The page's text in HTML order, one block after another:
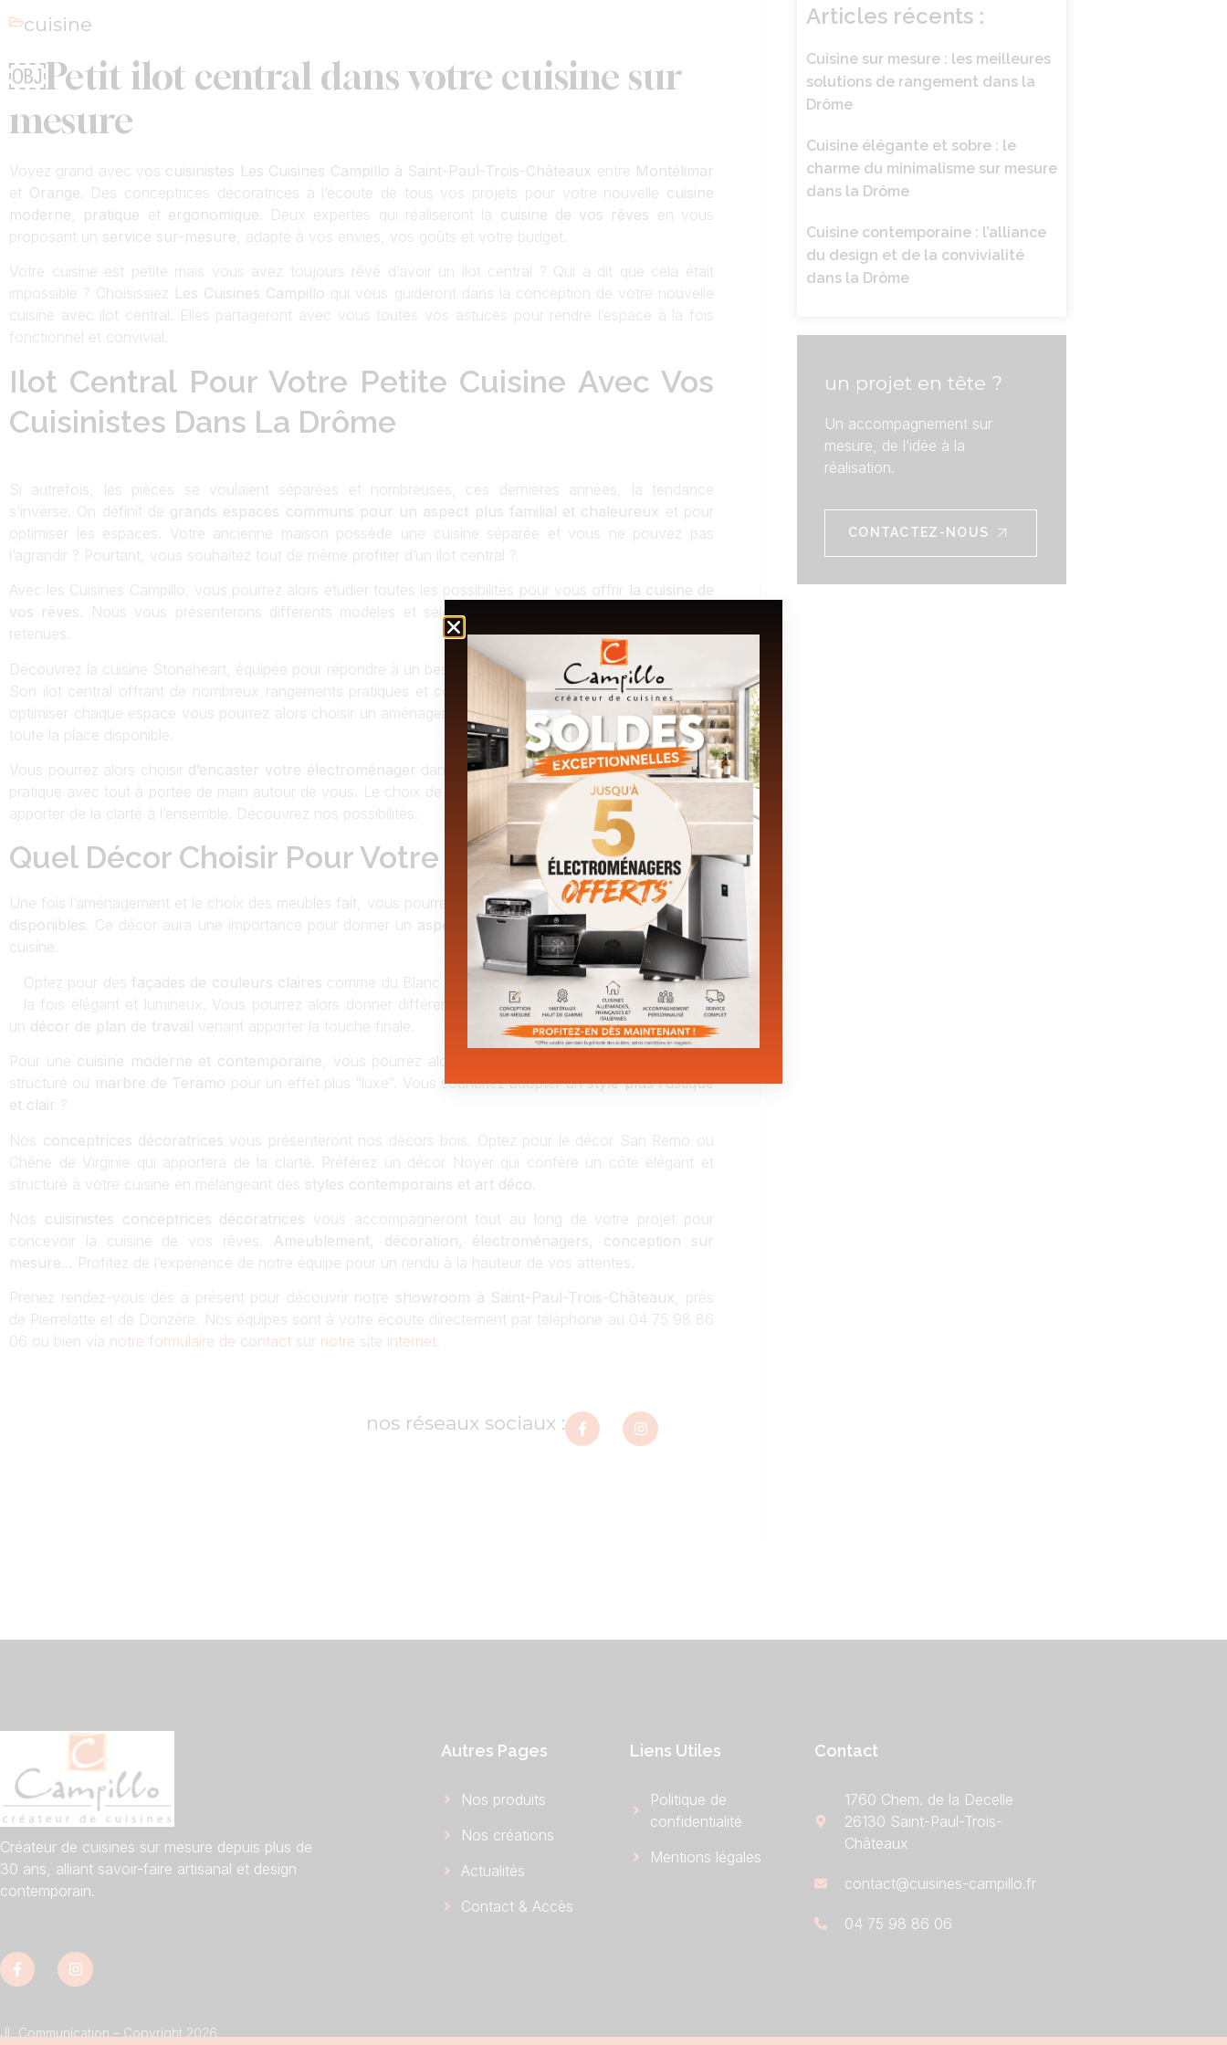
cuisine
￼Petit ilot central dans votre cuisine sur
mesure
Voyez grand avec vos cuisinistes Les Cuisines Campillo à Saint-Paul-Trois-Châteaux entre Montélimar
et Orange . Des conceptrices décoratrices à l’écoute de tous vos projets pour votre nouvelle cuisine
moderne, pratique et ergonomique . Deux expertes qui réaliseront la cuisine de vos rêves en vous
proposant un service sur-mesure, adapté à vos envies, vos goûts et votre budget.
Votre cuisine est petite mais vous avez toujours rêvé d’avoir un ilot central ? Qui a dit que cela était
impossible ? Choisissiez Les Cuisines Campillo qui vous guideront dans la conception de votre nouvelle
cuisine avec ilot central. Elles partageront avec vous toutes vos astuces pour rendre l’espace à la fois
fonctionnel et convivial.
Ilot Central Pour Votre Petite Cuisine Avec Vos
Cuisinistes Dans La Drôme
Si autrefois, les pièces se voulaient séparées et nombreuses, ces dernières années, la tendance
s’inverse. On définit de grands espaces communs pour un aspect plus familial et chaleureux et pour
optimiser les espaces. Votre ancienne maison possède une cuisine séparée et vous ne pouvez pas
l’agrandir ? Pourtant, vous souhaitez tout de même profiter d’un ilot central ?
Avec les Cuisines Campillo, vous pourrez alors étudier toutes les possibilités pour vous offrir la cuisine de
vos rêves . Nous vous présenterons différents modèles et sélectionnerons les idées que vous aurez
retenues.
Découvrez la cuisine Stoneheart, équipée pour répondre à un besoin de fluidité de passage dans la pièce.
Son ilot central offrant de nombreux rangements pratiques et conservant un style épuré. De plus, pour
optimiser chaque espace vous pourrez alors choisir un aménagement mural en haut afin de tirer profit de
toute la place disponible.
Vous pourrez alors choisir d’encaster votre électroménager dans cette partie de la cuisine pour un côté
pratique avec tout à portée de main autour de vous. Le choix de la finition sera également important pour
apporter de la clarté à l’ensemble. Découvrez nos possibilités.
Quel Décor Choisir Pour Votre Future Cuisine ?
Une fois l’aménagement et le choix des meubles fait, vous pourrez alors découvrir lamultitude de décors
disponibles . Ce décor aura une importance pour donner un aspect moderne et lumineux
à votre petite
cuisine.
Optez pour des façades de couleurs claires comme du Blanc alpin super mat qui donnera un aspect à
la fois élégant et lumineux. Vous pourrez alors donner différents styles à votre cuisine en choisissant
un décor de plan de travail venant apporter la touche finale.
Pour une cuisine moderne et contemporaine, vous pourrez alors trancher avec un plan de travail noir
structuré ou marbre de Teramo pour un effet plus “luxe”. Vous souhaitez adopter unstyle plus rustique
et clair ?
Nos conceptrices décoratrices vous présenteront nos décors bois. Optez pour le décor San Remo ou
Chêne de Virginie qui apportera de la clarté. Préférez un décor Noyer qui confère un côté élégant et
structuré à votre cuisine en mélangeant des styles contemporains et art déco
Nos cuisinistes conceptrices décoratrices vous accompagneront tout au long de votre projet pour
concevoir la cuisine de vos rêves.
Ameublement, décoration, électroménagers, conception sur
mesure … Profitez de l’expérience de notre équipe pour un rendu à la hauteur de vos attentes.
Prenez rendez-vous dès à présent pour découvrir notre showroom à Saint-Paul-Trois-Châteaux, près
de Pierrelatte et de Donzère. Nos équipes sont à votre écoute directement par téléphone au 04 75 98 86
06 ou bien via notre formulaire de contact sur notre site internet
nos réseaux sociaux :
Articles récents :
Cuisine sur mesure : les meilleures
solutions de rangement dans la
Drôme
Cuisine élégante et sobre : le
charme du minimalisme sur mesure
dans la Drôme
Cuisine contemporaine : l’alliance
du design et de la convivialité
dans la Drôme
un projet en tête ?
Un accompagnement sur
mesure, de l’idée à la
réalisation.
CONTACTEZ-NOUS
Créateur de cuisines sur mesure depuis plus de
30 ans, alliant savoir-faire artisanal et design
contemporain.
JL Communication – Copyright 2026
Autres Pages
Nos produits
Nos créations
Actualités
Contact & Accès
Liens Utiles
Politique de
confidentialité
Mentions légales
Contact
1760 Chem. de la Decelle
26130 Saint-Paul-Trois-
Châteaux
contact@cuisines-campillo.fr
04 75 98 86 06